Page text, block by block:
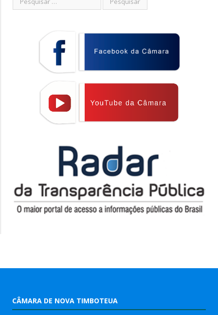
CÂMARA DE NOVA TIMBOTEUA